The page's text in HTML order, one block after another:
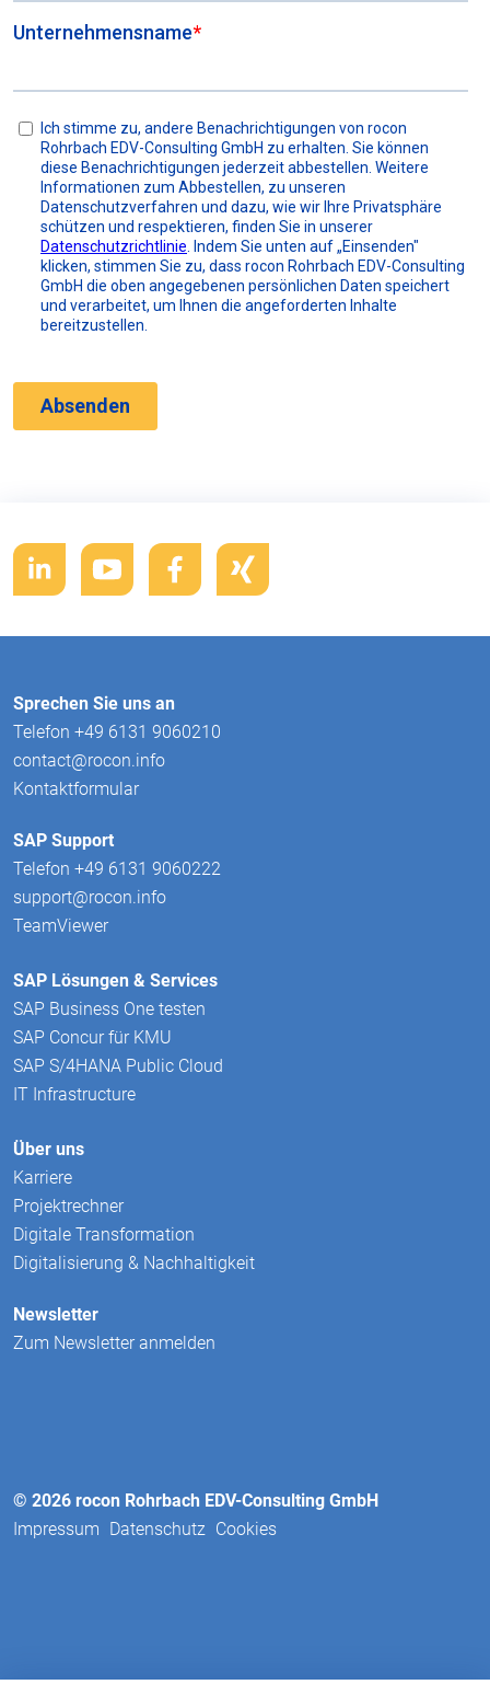
Sprechen Sie uns an
Telefon +49 6131 9060210
contact@rocon.info
Kontaktformular
SAP Support
Telefon +49 6131 9060222
support@rocon.info
TeamViewer
SAP Lösungen & Services
SAP Business One testen
SAP Concur für KMU
SAP S/4HANA Public Cloud
IT Infrastructure
Über uns
Karriere
Projektrechner
Digitale Transformation
Digitalisierung & Nachhaltigkeit
Newsletter
Zum Newsletter anmelden
© 2026 rocon Rohrbach EDV-Consulting GmbH
Impressum
Datenschutz Cookies